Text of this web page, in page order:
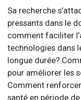
Sa recherche
pressants dans le
comment faciliter
technologies dans
longue durée?
pour améliorer les
Comment
santé en période